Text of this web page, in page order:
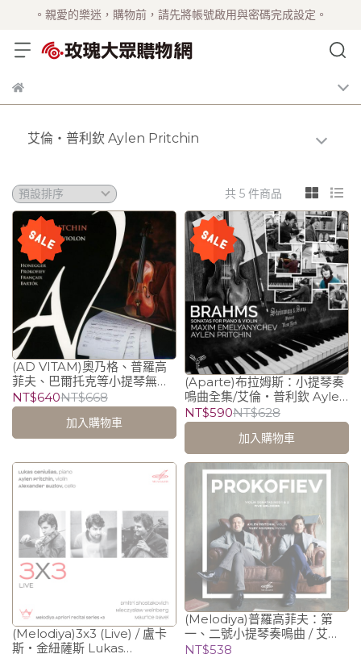
。親愛的樂迷，購物前，請先將帳號啟用與密碼完成設定。
艾倫‧普利欽 Aylen Pritchin
共 5 件商品
(AD VITAM)奧乃格、普羅高
菲夫、巴爾托克等小提琴無伴
奏/艾倫‧普利欽 Aylen
Pritchin
NT$640NT$668
加入購物車
(Aparte)布拉姆斯：小提琴奏
鳴曲全集/艾倫‧普利欽 Aylen
Pritchin (violin)、葉梅里亞切
夫 Maxim Emelyanychev
NT$590NT$628
加入購物車
(Melodiya)3x3 (Live) / 盧卡
斯‧金紐薩斯 Lukas
(Melodiya)普羅高菲夫：第
一、二號小提琴奏鳴曲 / 艾
倫‧普利欽 Aylen Pritchin
NT$538